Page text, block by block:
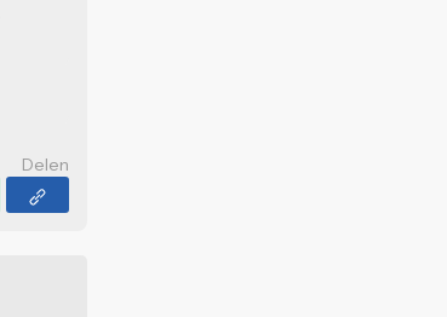
Delen